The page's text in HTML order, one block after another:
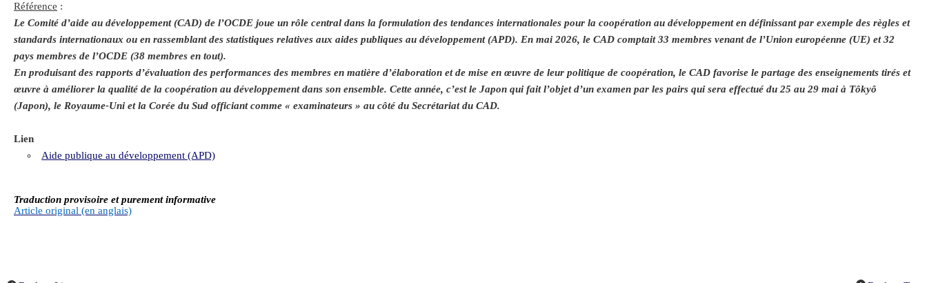
Référence :
Le Comité d’aide au développement (CAD) de l’OCDE joue un rôle central dans la formulation des tendances internationales pour la coopération au développement en définissant par exemple des règles et
standards internationaux ou en rassemblant des statistiques relatives aux aides publiques au développement (APD). En mai 2026, le CAD comptait 33 membres venant de l’Union européenne (UE) et 32
pays membres de l’OCDE (38 membres en tout).
En produisant des rapports d’évaluation des performances des membres en matière d’élaboration et de mise en œuvre de leur politique de coopération, le CAD favorise le partage des enseignements tirés et
œuvre à améliorer la qualité de la coopération au développement dans son ensemble. Cette année, c’est le Japon qui fait l’objet d’un examen par les pairs qui sera effectué du 25 au 29 mai à Tôkyô
(Japon), le Royaume-Uni et la Corée du Sud officiant comme « examinateurs » au côté du Secrétariat du CAD.
Lien
Aide publique au développement (APD)
Traduction provisoire et purement informative
Article original (en anglais)